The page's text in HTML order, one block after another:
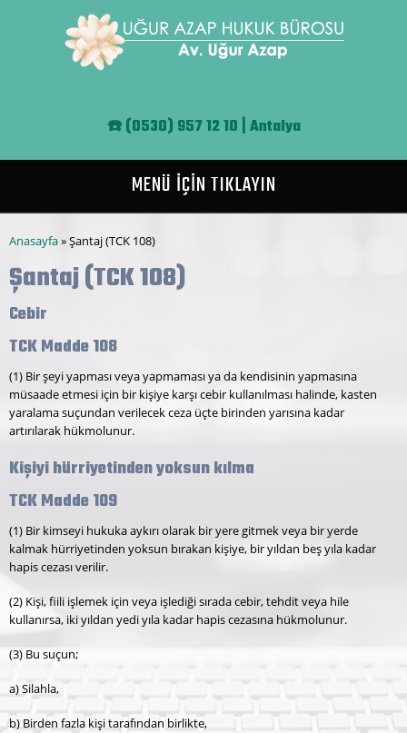
☎️(0530) 957 12 10 | Antalya
MENÜ İÇİN TIKLAYIN
Buradasınız
Anasayfa» Şantaj (TCK 108)
Şantaj (TCK 108)
Cebir
TCK Madde 108
(1) Bir şeyi yapması veya yapmaması ya da kendisinin yapmasına
müsaade etmesi için bir kişiye karşı cebir kullanılması halinde, kasten
yaralama suçundan verilecek ceza üçte birinden yarısına kadar
artırılarak hükmolunur.
Kişiyi hürriyetinden yoksun kılma
TCK Madde 109
(1) Bir kimseyi hukuka aykırı olarak bir yere gitmek veya bir yerde
kalmak hürriyetinden yoksun bırakan kişiye, bir yıldan beş yıla kadar
hapis cezası verilir.
(2) Kişi, fiili işlemek için veya işlediği sırada cebir, tehdit veya hile
kullanırsa, iki yıldan yedi yıla kadar hapis cezasına hükmolunur.
(3) Bu suçun;
a) Silahla,
b) Birden fazla kişi tarafından birlikte,